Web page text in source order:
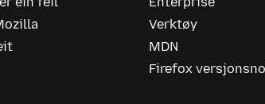
Verktøy
MDN
Firefox